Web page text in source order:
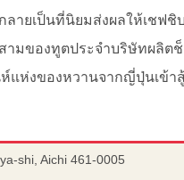
ยเป็นที่นิยมส่งผลให้เชฟชิ
ามของทูตประจำบริษัทผลิต
แห่งของหวานจากญี่ปุ่นเข้า
shi, Aichi 461-0005